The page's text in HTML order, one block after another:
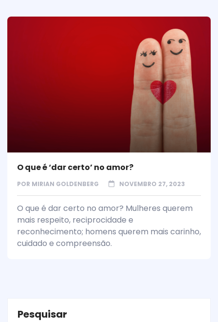
O que é ‘dar certo’ no amor?
POR MIRIAN GOLDENBERG NOVEMBRO 27, 2023
O que é dar certo no amor? Mulheres querem
mais respeito, reciprocidade e
reconhecimento; homens querem mais carinho,
cuidado e compreensão.
Pesquisar